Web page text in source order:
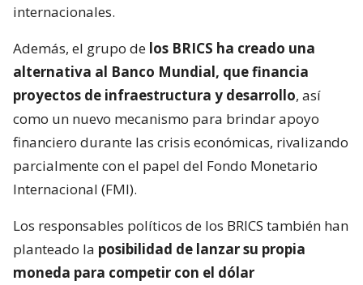
internacionales.
Además, el grupo de los BRICS ha creado una
alternativa al Banco Mundial, que financia
proyectos de infraestructura y desarrollo, así
como un nuevo mecanismo para brindar apoyo
financiero durante las crisis económicas, rivalizando
parcialmente con el papel del Fondo Monetario
Internacional (FMI).
Los responsables políticos de los BRICS también han
planteado la posibilidad de lanzar su propia
moneda para competir con el dólar